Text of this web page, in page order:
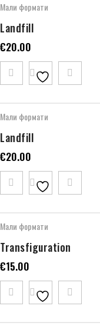
Мали формати
Landfill
€20.00
Мали формати
Landfill
€20.00
Мали формати
Transfiguration
€15.00